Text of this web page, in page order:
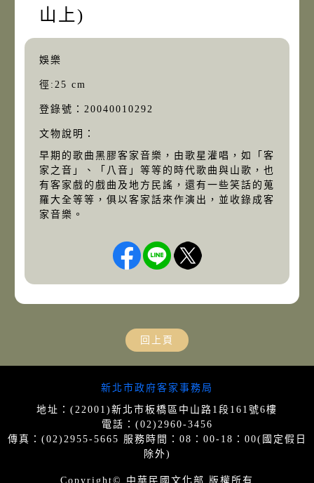
山上)
娛樂
徑:25 cm
登錄號：20040010292
文物說明：
早期的歌曲黑膠客家音樂，由歌星灌唱，如「客
家之音」、「八音」等等的時代歌曲與山歌，也
有客家戲的戲曲及地方民謠，還有一些笑話的蒐
羅大全等等，俱以客家話來作演出，並收錄成客
家音樂。
回上頁
新北市政府客家事務局
地址：(22001)新北市板橋區中山路1段161號6樓
電話：(02)2960-3456
傳真：(02)2955-5665 服務時間：08：00-18：00(國定假日
除外)
Copyright© 中華民國文化部 版權所有